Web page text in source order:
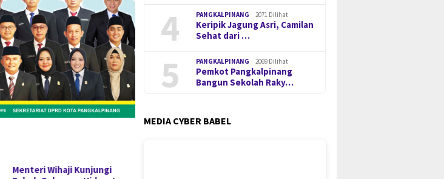
Menteri Wihaji Kunjungi
4 PANGKALPINANG 2071 Dilihat
Keripik Jagung Asri, Camilan
Sehat dari …
5 PANGKALPINANG 2069 Dilihat
Pemkot Pangkalpinang
Bangun Sekolah Raky…
MEDIA CYBER BABEL